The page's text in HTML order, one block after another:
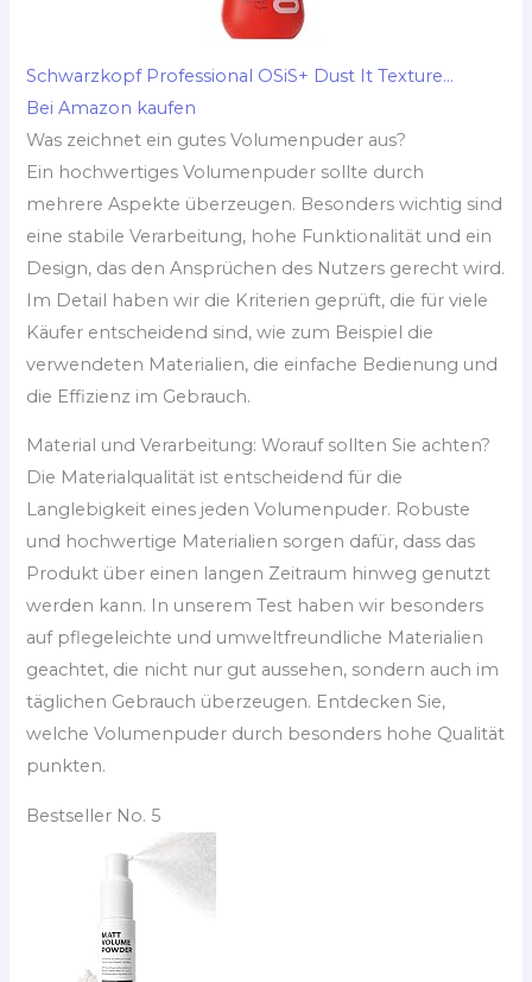
Schwarzkopf Professional OSiS+ Dust It Texture...
Bei Amazon kaufen
Was zeichnet ein gutes Volumenpuder aus?
Ein hochwertiges Volumenpuder sollte durch
mehrere Aspekte überzeugen. Besonders wichtig sind
eine stabile Verarbeitung, hohe Funktionalität und ein
Design, das den Ansprüchen des Nutzers gerecht wird.
Im Detail haben wir die Kriterien geprüft, die für viele
Käufer entscheidend sind, wie zum Beispiel die
verwendeten Materialien, die einfache Bedienung und
die Effizienz im Gebrauch.
Material und Verarbeitung: Worauf sollten Sie achten?
Die Materialqualität ist entscheidend für die
Langlebigkeit eines jeden Volumenpuder. Robuste
und hochwertige Materialien sorgen dafür, dass das
Produkt über einen langen Zeitraum hinweg genutzt
werden kann. In unserem Test haben wir besonders
auf pflegeleichte und umweltfreundliche Materialien
geachtet, die nicht nur gut aussehen, sondern auch im
täglichen Gebrauch überzeugen. Entdecken Sie,
welche Volumenpuder durch besonders hohe Qualität
punkten.
Bestseller No. 5